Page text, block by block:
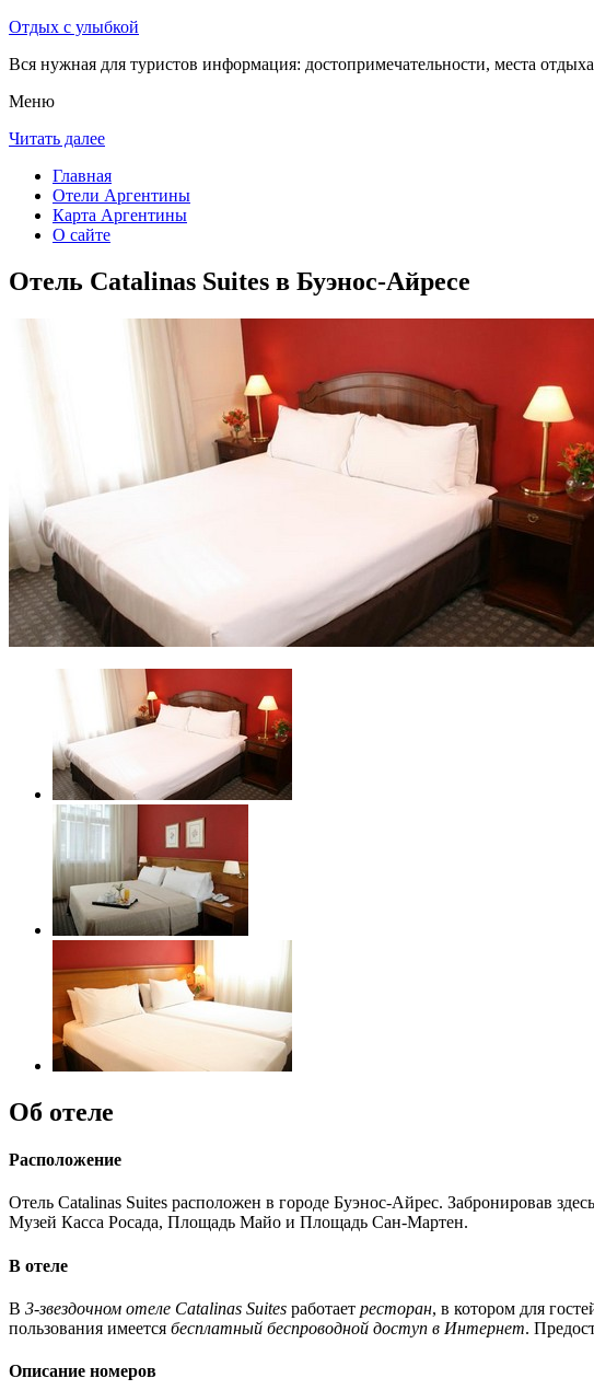
Отдых с улыбкой
Вся нужная для туристов информация: достопримечательности, места
Меню
Читать далее
Главная
Отели Аргентины
Карта Аргентины
О сайте
Отель Catalinas Suites в Буэнос-Айресе
Об отеле
Расположение
Отель Catalinas Suites расположен в городе Буэнос-Айрес. Забронировав
Музей Касса Росада, Площадь Майо и Площадь Сан-Мартен.
В отеле
В 3-звездочном отеле Catalinas Suites работает ресторан, в котором для
пользования имеется бесплатный беспроводной доступ в Интернет.
Описание номеров